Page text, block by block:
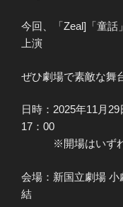
今回、「Zeal]「童話
上演
ぜひ劇場で素敵な舞
日時：2025年11月
17：00
※開場はいずれ
会場：新国立劇場
結